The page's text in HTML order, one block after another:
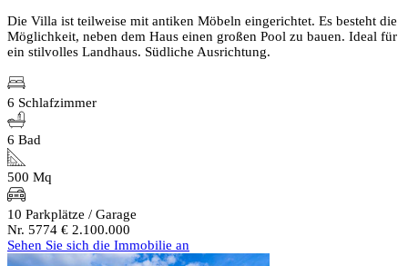
Die Villa ist teilweise mit antiken Möbeln eingerichtet. Es besteht die
Möglichkeit, neben dem Haus einen großen Pool zu bauen. Ideal für
ein stilvolles Landhaus. Südliche Ausrichtung.
6 Schlafzimmer
6 Bad
500 Mq
10 Parkplätze / Garage
Nr. 5774 € 2.100.000
Sehen Sie sich die Immobilie an